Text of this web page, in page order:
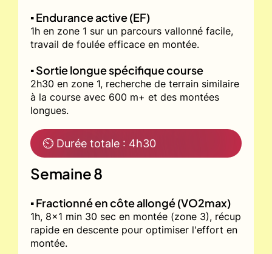
▪️ Endurance active (EF)
1h en zone 1 sur un parcours vallonné facile,
travail de foulée efficace en montée.
▪️ Sortie longue spécifique course
2h30 en zone 1, recherche de terrain similaire
à la course avec 600 m+ et des montées
longues.
⏲ Durée totale : 4h30
Semaine 8
▪️ Fractionné en côte allongé (VO2max)
1h, 8x1 min 30 sec en montée (zone 3), récup
rapide en descente pour optimiser l'effort en
montée.